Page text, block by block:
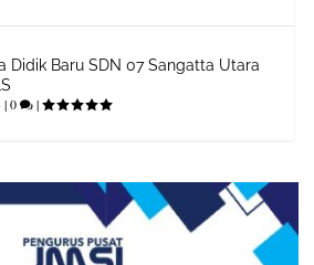
Didik Baru SDN 07 Sangatta Utara
|0 |